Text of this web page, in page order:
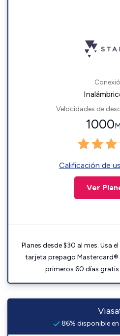
Velocidades de
1000
Calificación de
Ver
Planes desde $30 al mes. Usa
tarjeta prepago
primeros 60 días
86% disponible